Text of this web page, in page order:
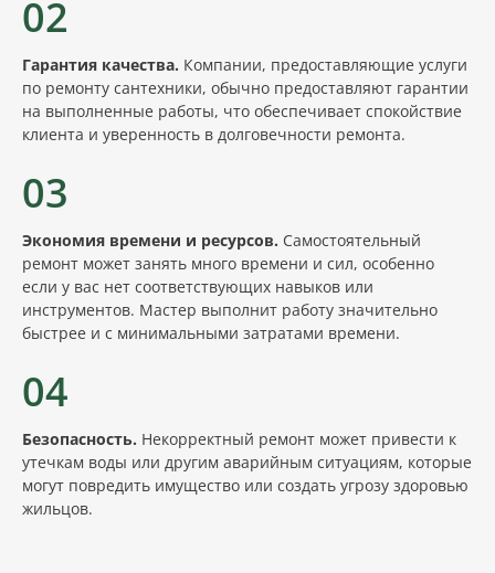
02
Гарантия качества. Компании, предоставляющие услуги
по ремонту сантехники, обычно предоставляют гарантии
на выполненные работы, что обеспечивает спокойствие
клиента и уверенность в долговечности ремонта.
03
Экономия времени и ресурсов. Самостоятельный
ремонт может занять много времени и сил, особенно
если у вас нет соответствующих навыков или
инструментов. Мастер выполнит работу значительно
быстрее и с минимальными затратами времени.
04
Безопасность. Некорректный ремонт может привести к
утечкам воды или другим аварийным ситуациям, которые
могут повредить имущество или создать угрозу здоровью
жильцов.